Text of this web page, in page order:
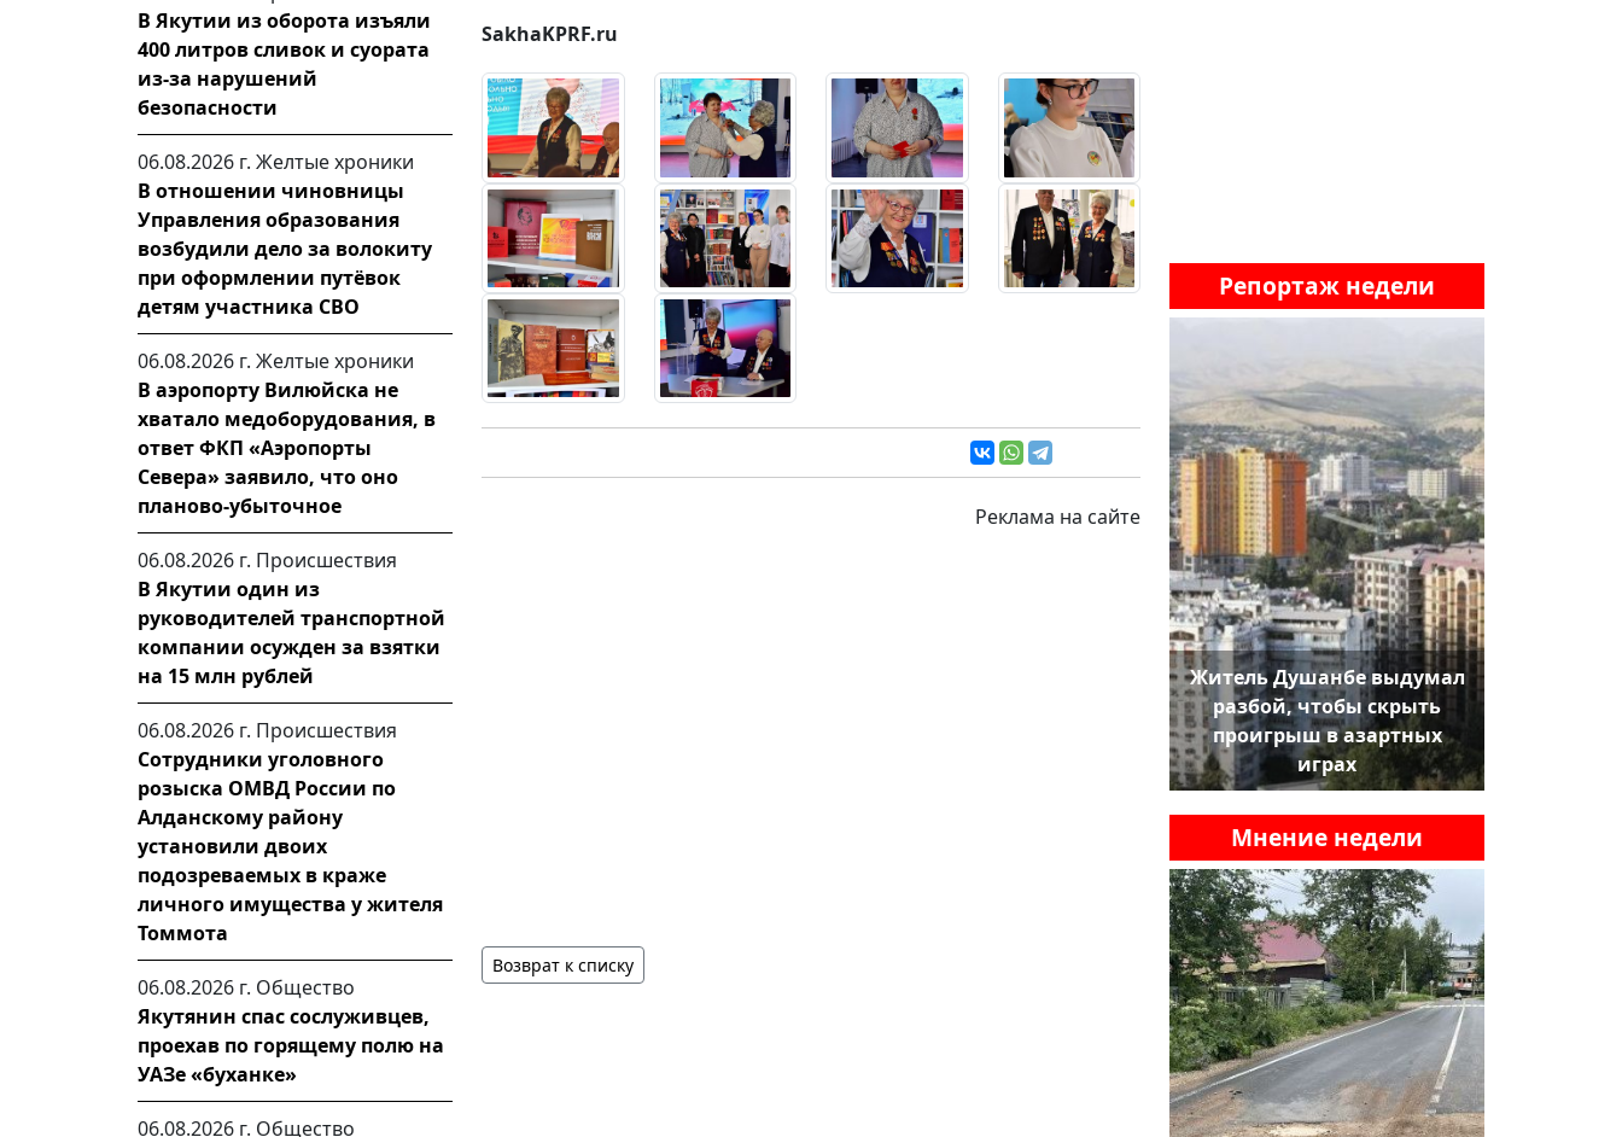
В Якутии из оборота изъяли
400 литров сливок и суората
из-за нарушений
безопасности
06.08.2026 г. Желтые хроники
В отношении чиновницы
Управления образования
возбудили дело за волокиту
при оформлении путёвок
детям участника СВО
06.08.2026 г. Желтые хроники
В аэропорту Вилюйска не
хватало медоборудования, в
ответ ФКП «Аэропорты
Севера» заявило, что оно
планово-убыточное
06.08.2026 г. Происшествия
В Якутии один из
руководителей транспортной
компании осужден за взятки
на 15 млн рублей
06.08.2026 г. Происшествия
Сотрудники уголовного
розыска ОМВД России по
Алданскому району
установили двоих
подозреваемых в краже
личного имущества у жителя
Томмота
06.08.2026 г. Общество
Якутянин спас сослуживцев,
проехав по горящему полю на
УАЗе «буханке»
06.08.2026 г. Общество
SakhaKPRF.ru
Реклама на сайте
Возврат к списку
Репортаж недели
Житель Душанбе выдумал
разбой, чтобы скрыть
проигрыш в азартных
играх
Мнение недели